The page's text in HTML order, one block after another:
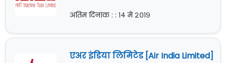
अंतिम दिनांक : : १४ मे २०१९
एअर इंडिया लिमिटेड [Air India Limited]